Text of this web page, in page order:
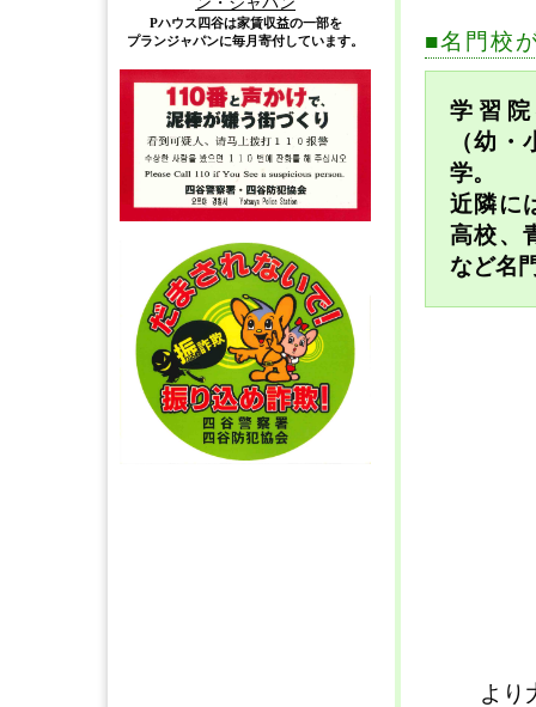
■名門校
学習
（幼
学。
近隣に
高校、
など名
より
Pハウス四谷は家賃収益の一部を
プランジャパンに毎月寄付しています。